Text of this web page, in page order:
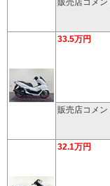
販売店コメン
33.5万円
販売店コメン
32.1万円